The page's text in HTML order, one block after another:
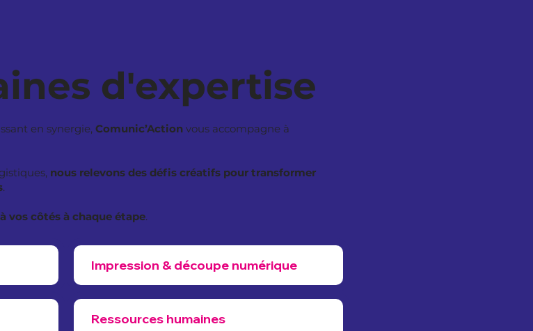
d'expertise
en synergie, Comunic’Actionvous accompagne à
nous relevons des défis créatifs pour transformer
.
à vos côtés à chaque étape.
Impression & découpe numérique
Ressources humaines